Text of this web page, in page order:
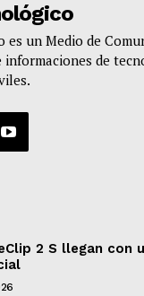
es un Medio de
informaciones de
2 S llegan con